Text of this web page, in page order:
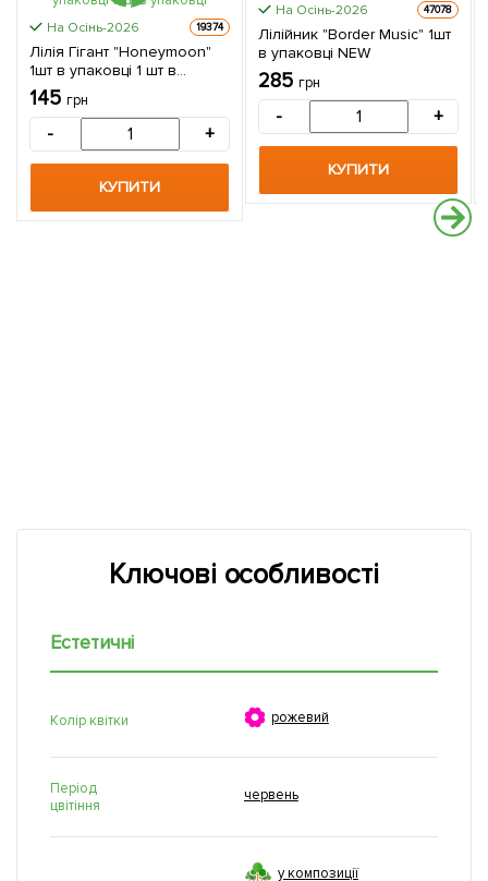
На Осінь-2026 19374
Лілія Гігант "Honeymoon"
1шт в упаковці 1 шт в
упаковці
145 грн
- +
КУПИТИ
На Осінь-2026 47078
Лілійник "Border Musiс" 1шт
в упаковці NEW
285 грн
- +
КУПИТИ
Ключові особливості
Естетичні
Колір квітки  рожевий
Період
цвітіння
червень
у композиції